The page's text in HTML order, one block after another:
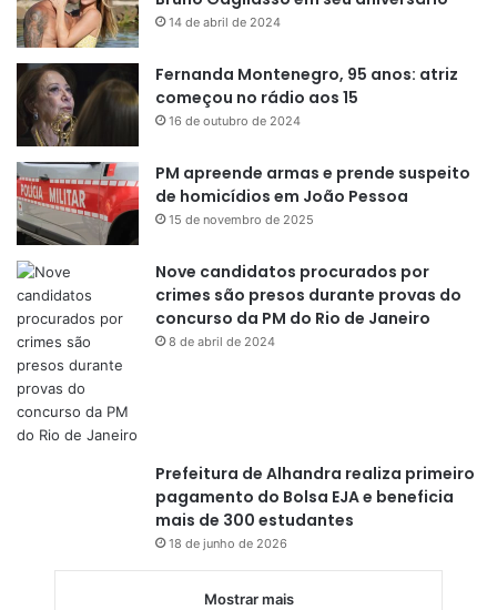
14 de abril de 2024
Fernanda Montenegro, 95 anos: atriz
começou no rádio aos 15
16 de outubro de 2024
PM apreende armas e prende suspeito
de homicídios em João Pessoa
15 de novembro de 2025
Nove candidatos procurados por
crimes são presos durante provas do
concurso da PM do Rio de Janeiro
8 de abril de 2024
Prefeitura de Alhandra realiza primeiro
pagamento do Bolsa EJA e beneficia
mais de 300 estudantes
18 de junho de 2026
Mostrar mais